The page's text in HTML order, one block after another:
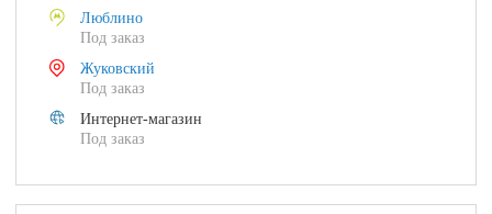
Люблино
Под заказ
Жуковский
Под заказ
Интернет-магазин
Под заказ